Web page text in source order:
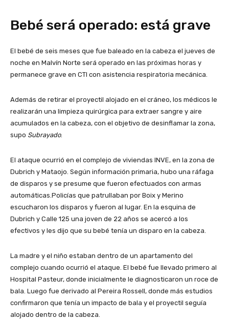
Bebé será operado: está grave
El bebé de seis meses que fue baleado en la cabeza el jueves de
noche en Malvín Norte será operado en las próximas horas y
permanece grave en CTI con asistencia respiratoria mecánica.
Además de retirar el proyectil alojado en el cráneo, los médicos le
realizarán una limpieza quirúrgica para extraer sangre y aire
acumulados en la cabeza, con el objetivo de desinflamar la zona,
supo Subrayado.
El ataque ocurrió en el complejo de viviendas INVE, en la zona de
Dubrich y Mataojo. Según información primaria, hubo una ráfaga
de disparos y se presume que fueron efectuados con armas
automáticas.Policías que patrullaban por Boix y Merino
escucharon los disparos y fueron al lugar. En la esquina de
Dubrich y Calle 125 una joven de 22 años se acercó a los
efectivos y les dijo que su bebé tenía un disparo en la cabeza.
La madre y el niño estaban dentro de un apartamento del
complejo cuando ocurrió el ataque. El bebé fue llevado primero al
Hospital Pasteur, donde inicialmente le diagnosticaron un roce de
bala. Luego fue derivado al Pereira Rossell, donde más estudios
confirmaron que tenía un impacto de bala y el proyectil seguía
alojado dentro de la cabeza.